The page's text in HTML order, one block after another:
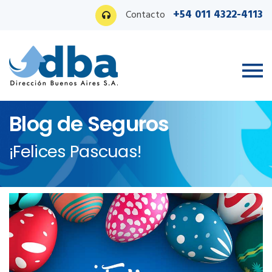
Contacto +54 011 4322-4113
Blog de Seguros
¡Felices Pascuas!